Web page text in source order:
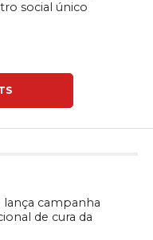
social único
lança campanha
de cura da